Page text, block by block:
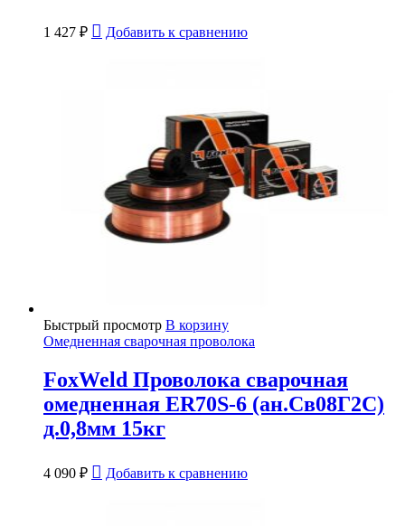
1 427 ₽ Добавить к сравнению
Быстрый просмотр В корзину
Омедненная сварочная проволока
FoxWeld Проволока сварочная
омедненная ER70S-6 (ан.Св08Г2С)
д.0,8мм 15кг
4 090 ₽ Добавить к сравнению